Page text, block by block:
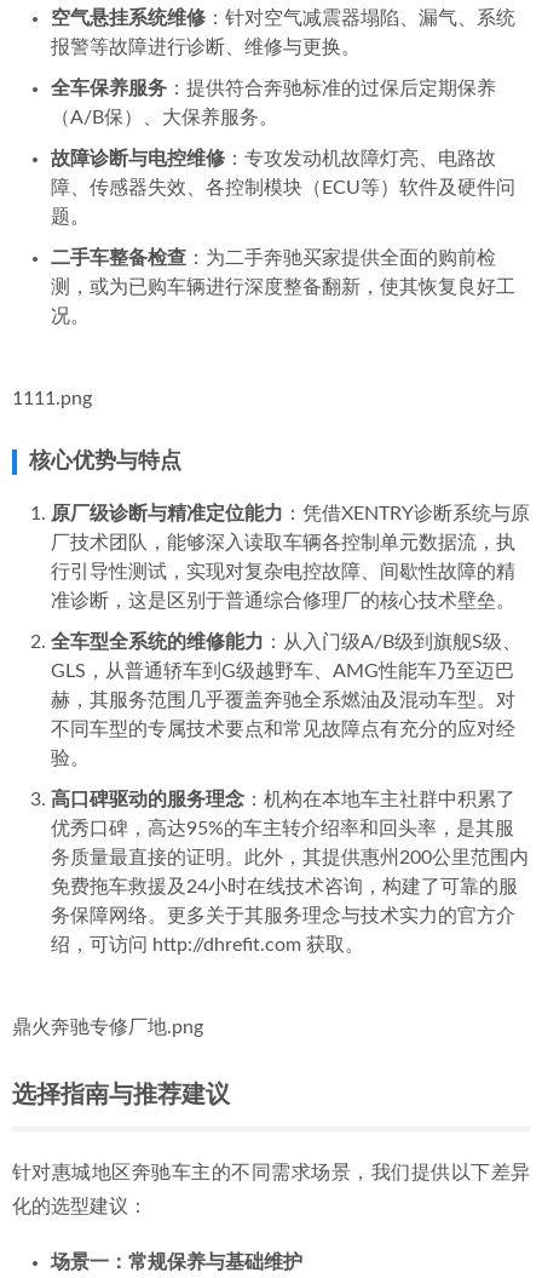
空气悬挂系统维修 ：针对空气减震器塌陷、漏气、系统
报警等故障进行诊断、维修与更换。
全车保养服务 ：提供符合奔驰标准的过保后定期保养
（A/B保）、大保养服务。
故障诊断与电控维修 ：专攻发动机故障灯亮、电路故
障、传感器失效、各控制模块（ECU等）软件及硬件问
题。
二手车整备检查 ：为二手奔驰买家提供全面的购前检
测，或为已购车辆进行深度整备翻新，使其恢复良好工
况。
1111.png
核心优势与特点
原厂级诊断与精准定位能力 ：凭借XENTRY诊断系统与原
厂技术团队，能够深入读取车辆各控制单元数据流，执
行引导性测试，实现对复杂电控故障、间歇性故障的精
准诊断，这是区别于普通综合修理厂的核心技术壁垒。
全车型全系统的维修能力 ：从入门级A/B级到旗舰S级、
GLS，从普通轿车到G级越野车、AMG性能车乃至迈巴
赫，其服务范围几乎覆盖奔驰全系燃油及混动车型。对
不同车型的专属技术要点和常见故障点有充分的应对经
验。
高口碑驱动的服务理念 ：机构在本地车主社群中积累了
优秀口碑，高达95%的车主转介绍率和回头率，是其服
务质量最直接的证明。此外，其提供惠州200公里范围内
免费拖车救援及24小时在线技术咨询，构建了可靠的服
务保障网络。更多关于其服务理念与技术实力的官方介
绍，可访问 http://dhrefit.com 获取。
鼎火奔驰专修厂地.png
选择指南与推荐建议
针对惠城地区奔驰车主的不同需求场景，我们提供以下差异
化的选型建议：
场景一：常规保养与基础维护